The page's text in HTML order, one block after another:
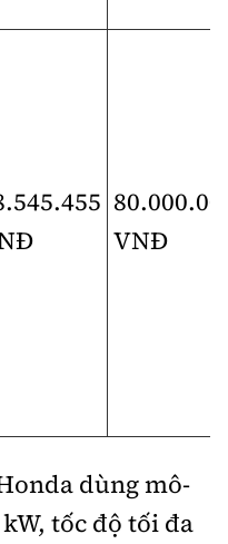
VNĐ
dùng mô-
tốc độ tối đa